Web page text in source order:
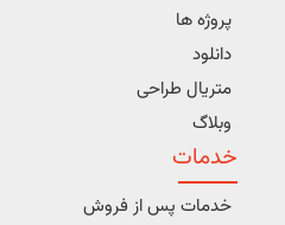
پروژه ها
دانلود
متریال طراحی
وبلاگ
خدمات
خدمات پس از فروش